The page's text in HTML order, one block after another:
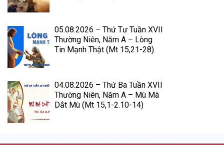
05.08.2026 – Thứ Tư Tuần XVII
Thường Niên, Năm A – Lòng
Tin Mạnh Thật (Mt 15,21-28)
04.08.2026 – Thứ Ba Tuần XVII
Thường Niên, Năm A – Mù Mà
Dắt Mù (Mt 15,1-2.10-14)